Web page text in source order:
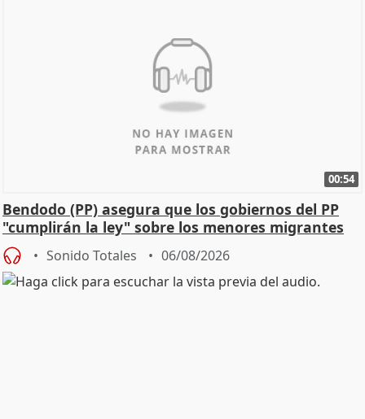
00:54
Bendodo (PP) asegura que los gobiernos del PP
"cumplirán la ley" sobre los menores migrantes
Sonido Totales 06/08/2026